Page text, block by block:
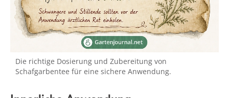
Die richtige Dosierung und Zubereitung von
Schafgarbentee für eine sichere Anwendung.